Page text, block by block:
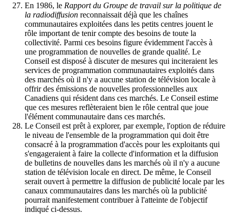
En 1986, le Rapport du Groupe de travail sur la politique de
la radiodiffusion reconnaissait déjà que les chaînes
communautaires exploitées dans les petits centres jouent le
rôle important de tenir compte des besoins de toute la
collectivité. Parmi ces besoins figure évidemment l'accès à
une programmation de nouvelles de grande qualité. Le
Conseil est disposé à discuter de mesures qui inciteraient les
services de programmation communautaires exploités dans
des marchés où il n'y a aucune station de télévision locale à
offrir des émissions de nouvelles professionnelles aux
Canadiens qui résident dans ces marchés. Le Conseil estime
que ces mesures reflèteraient bien le rôle central que joue
l'élément communautaire dans ces marchés.
Le Conseil est prêt à explorer, par exemple, l'option de réduire
le niveau de l'ensemble de la programmation qui doit être
consacré à la programmation d'accès pour les exploitants qui
s'engageraient à faire la collecte d'information et la diffusion
de bulletins de nouvelles dans les marchés où il n'y a aucune
station de télévision locale en direct. De même, le Conseil
serait ouvert à permettre la diffusion de publicité locale par les
canaux communautaires dans les marchés où la publicité
pourrait manifestement contribuer à l'atteinte de l'objectif
indiqué ci-dessus.